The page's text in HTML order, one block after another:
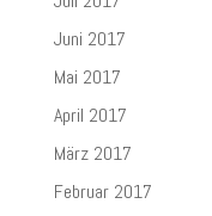
Juni 2017
Mai 2017
April 2017
März 2017
Februar 2017